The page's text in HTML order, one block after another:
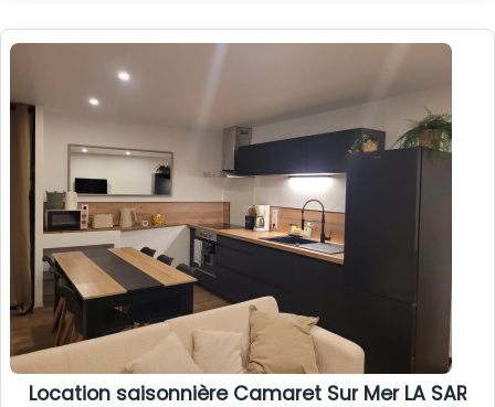
Location saisonnière Camaret Sur Mer LA